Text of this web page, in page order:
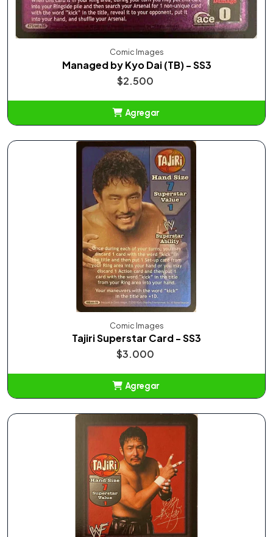
Comic Images
Managed by Kyo Dai (TB) - SS3
$2.500
Agregar
Comic Images
Tajiri Superstar Card - SS3
$3.000
Agregar